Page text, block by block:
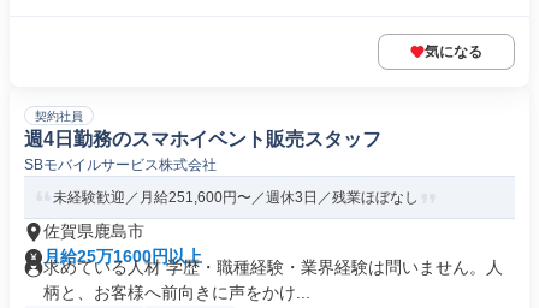
気になる
契約社員
週4日勤務のスマホイベント販売スタッフ
SBモバイルサービス株式会社
未経験歓迎／月給251,600円〜／週休3日／残業ほぼなし
佐賀県鹿島市
月給25万1600円以上
求めている人材 学歴・職種経験・業界経験は問いません。人
柄と、お客様へ前向きに声をかけ...